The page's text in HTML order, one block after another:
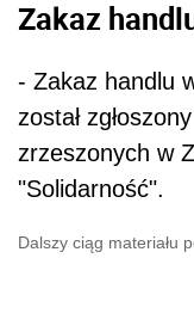
Zakaz
- Zakaz handlu
został
zrzeszonych w
"Solidarność".
Dalszy ciąg materiału